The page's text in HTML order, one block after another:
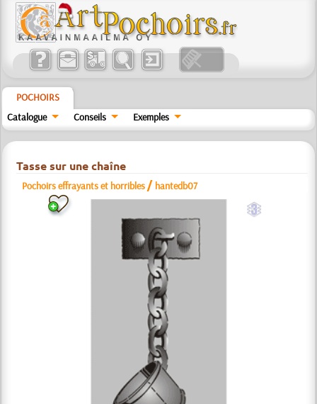
POCHOIRS
Catalogue
Conseils Exemples
Tasse sur une chaîne
Pochoirs effrayants et horribles / hantedb07
c